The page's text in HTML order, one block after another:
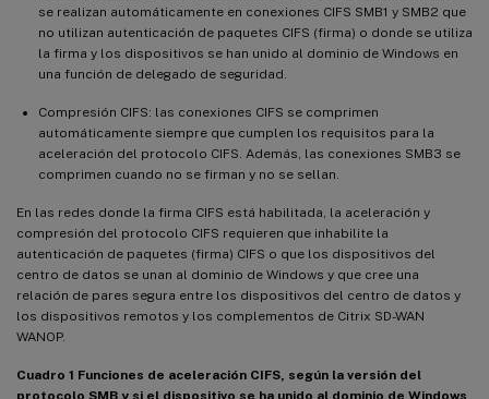
se realizan automáticamente en conexiones CIFS SMB1 y SMB2 que
no utilizan autenticación de paquetes CIFS (firma) o donde se utiliza
la firma y los dispositivos se han unido al dominio de Windows en
una función de delegado de seguridad.
Compresión CIFS: las conexiones CIFS se comprimen
automáticamente siempre que cumplen los requisitos para la
aceleración del protocolo CIFS. Además, las conexiones SMB3 se
comprimen cuando no se firman y no se sellan.
En las redes donde la firma CIFS está habilitada, la aceleración y
compresión del protocolo CIFS requieren que inhabilite la
autenticación de paquetes (firma) CIFS o que los dispositivos del
centro de datos se unan al dominio de Windows y que cree una
relación de pares segura entre los dispositivos del centro de datos y
los dispositivos remotos y los complementos de Citrix SD-WAN
WANOP.
Cuadro 1 Funciones de aceleración CIFS, según la versión del
protocolo SMB y si el dispositivo se ha unido al dominio de Windows